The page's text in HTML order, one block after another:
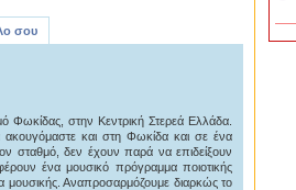
σου
Φωκίδας, στην Κεντρική Στερεά Ελλάδα.
και στη Φωκίδα και σε ένα
σταθμό, δεν έχουν παρά να επιδείξουν
ένα μουσικό πρόγραμμα ποιοτικής
μουσικής. Αναπροσαρμόζουμε διαρκώς το